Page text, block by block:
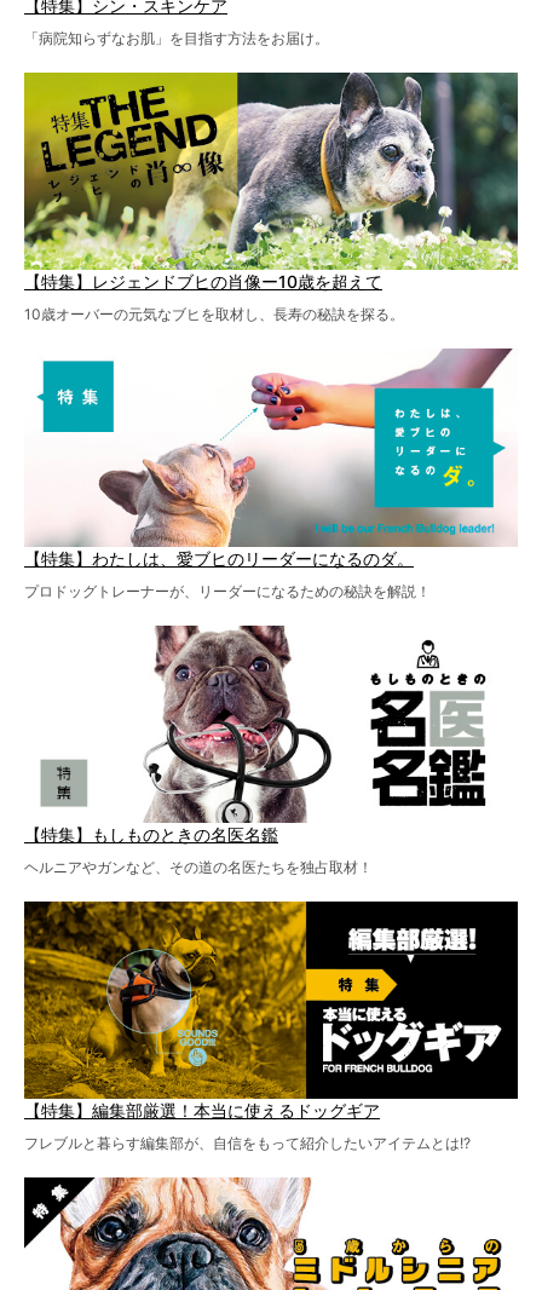
【特集】シン・スキンケア
「病院知らずなお肌」を目指す方法をお届け。
【特集】レジェンドブヒの肖像ー10歳を超えて
10歳オーバーの元気なブヒを取材し、長寿の秘訣を探る。
【特集】わたしは、愛ブヒのリーダーになるのダ。
プロドッグトレーナーが、リーダーになるための秘訣を解説！
【特集】もしものときの名医名鑑
ヘルニアやガンなど、その道の名医たちを独占取材！
【特集】編集部厳選！本当に使えるドッグギア
フレブルと暮らす編集部が、自信をもって紹介したいアイテムとは!?